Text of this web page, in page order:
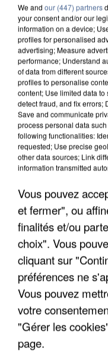
APRÈS TOUTES
DE FAUNE
We and our (447) partners
your consent and/or our
information on a device;
profiles for personalised
advertising; Measure
performance; Understand
of data from different
profiles to personalise
content; Use limited data
detect fraud, and fix errors;
Save and communicate
process personal data
following functionalities:
requested; Use precise
other data sources; Link
information transmitted
Vous pouvez
et fermer", ou
finalités et/ou
choix". Vous
cliquant sur
préférences ne
Vous pouvez
votre
"Gérer les
page.